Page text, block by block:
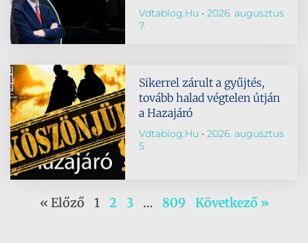
Vdtablog.hu
2026. augusztus
7.
Sikerrel zárult a gyűjtés,
tovább halad végtelen útján
a Hazajáró
Vdtablog.hu
2026. augusztus
5.
« Előző 1 2 3 … 809 Következő »